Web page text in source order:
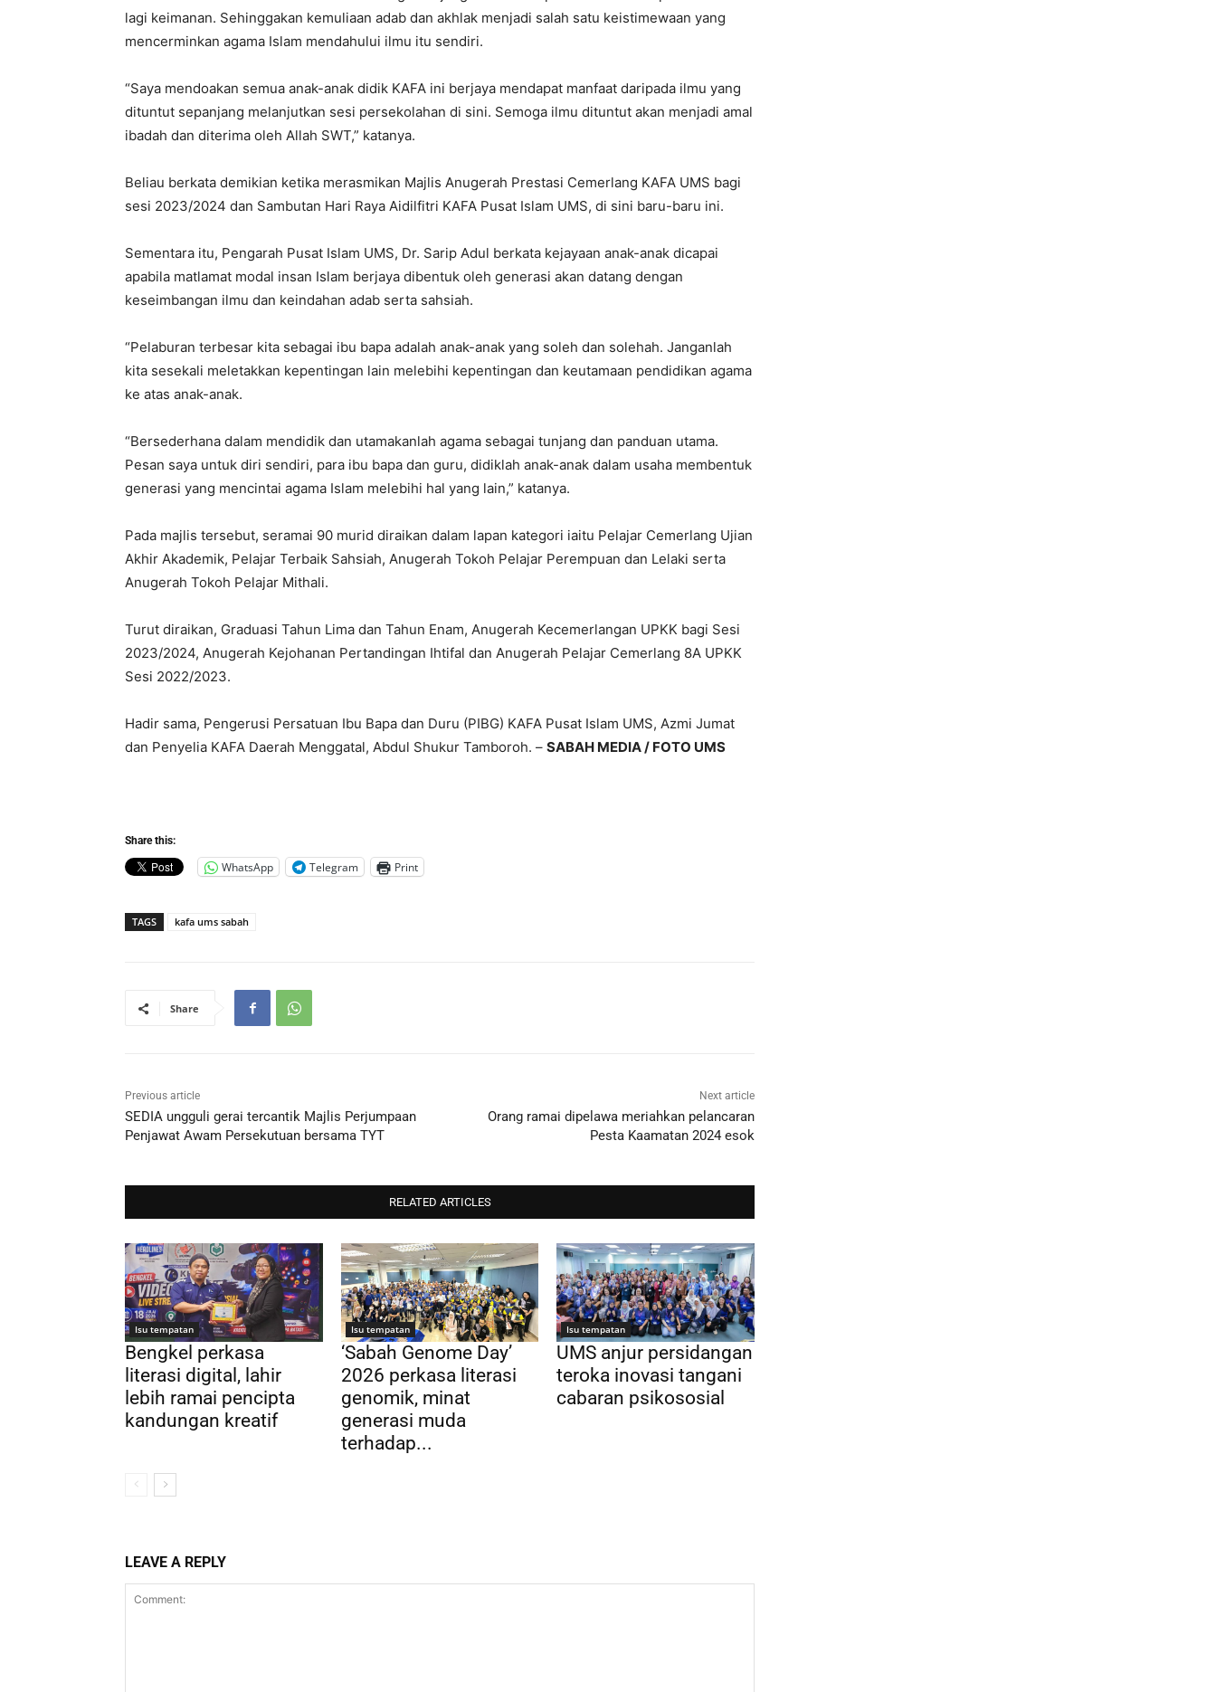
lagi keimanan. Sehinggakan kemuliaan adab dan akhlak menjadi salah satu keistimewaan yang
mencerminkan agama Islam mendahului ilmu itu sendiri.
“Saya mendoakan semua anak-anak didik KAFA ini berjaya mendapat manfaat daripada ilmu yang
dituntut sepanjang melanjutkan sesi persekolahan di sini. Semoga ilmu dituntut akan menjadi amal
ibadah dan diterima oleh Allah SWT,” katanya.
Beliau berkata demikian ketika merasmikan Majlis Anugerah Prestasi Cemerlang KAFA UMS bagi
sesi 2023/2024 dan Sambutan Hari Raya Aidilfitri KAFA Pusat Islam UMS, di sini baru-baru ini.
Sementara itu, Pengarah Pusat Islam UMS, Dr. Sarip Adul berkata kejayaan anak-anak dicapai
apabila matlamat modal insan Islam berjaya dibentuk oleh generasi akan datang dengan
keseimbangan ilmu dan keindahan adab serta sahsiah.
“Pelaburan terbesar kita sebagai ibu bapa adalah anak-anak yang soleh dan solehah. Janganlah
kita sesekali meletakkan kepentingan lain melebihi kepentingan dan keutamaan pendidikan agama
ke atas anak-anak.
“Bersederhana dalam mendidik dan utamakanlah agama sebagai tunjang dan panduan utama.
Pesan saya untuk diri sendiri, para ibu bapa dan guru, didiklah anak-anak dalam usaha membentuk
generasi yang mencintai agama Islam melebihi hal yang lain,” katanya.
Pada majlis tersebut, seramai 90 murid diraikan dalam lapan kategori iaitu Pelajar Cemerlang Ujian
Akhir Akademik, Pelajar Terbaik Sahsiah, Anugerah Tokoh Pelajar Perempuan dan Lelaki serta
Anugerah Tokoh Pelajar Mithali.
Turut diraikan, Graduasi Tahun Lima dan Tahun Enam, Anugerah Kecemerlangan UPKK bagi Sesi
2023/2024, Anugerah Kejohanan Pertandingan Ihtifal dan Anugerah Pelajar Cemerlang 8A UPKK
Sesi 2022/2023.
Hadir sama, Pengerusi Persatuan Ibu Bapa dan Duru (PIBG) KAFA Pusat Islam UMS, Azmi Jumat
dan Penyelia KAFA Daerah Menggatal, Abdul Shukur Tamboroh. – SABAH MEDIA / FOTO UMS
Share this:
WhatsApp Telegram Print
TAGS kafa ums sabah
Share
Previous article
SEDIA ungguli gerai tercantik Majlis Perjumpaan
Penjawat Awam Persekutuan bersama TYT
Next article
Orang ramai dipelawa meriahkan pelancaran
Pesta Kaamatan 2024 esok
RELATED ARTICLES
Isu tempatan
Bengkel perkasa
literasi digital, lahir
lebih ramai pencipta
kandungan kreatif
Isu tempatan
‘Sabah Genome Day’
2026 perkasa literasi
genomik, minat
generasi muda
terhadap...
Isu tempatan
UMS anjur persidangan
teroka inovasi tangani
cabaran psikososial
LEAVE A REPLY